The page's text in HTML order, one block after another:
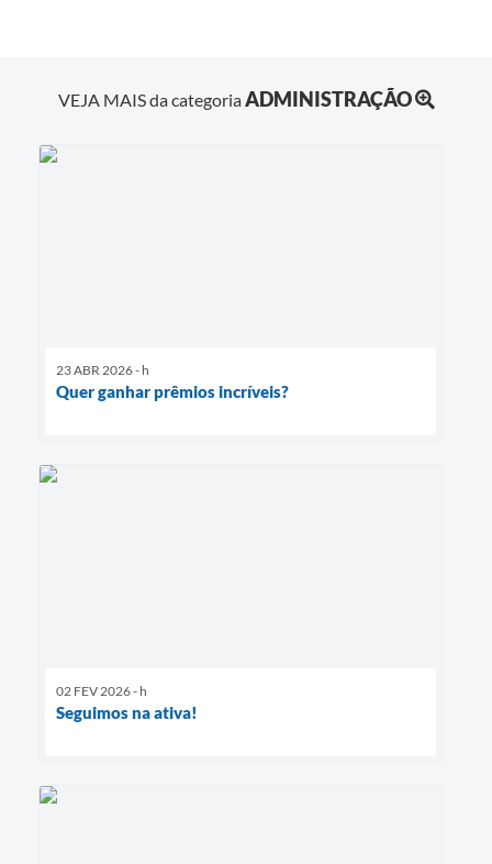
VEJA MAIS da categoriaADMINISTRAÇÃO
23 ABR 2026 - h
Quer ganhar prêmios incríveis?
02 FEV 2026 - h
Seguimos na ativa!